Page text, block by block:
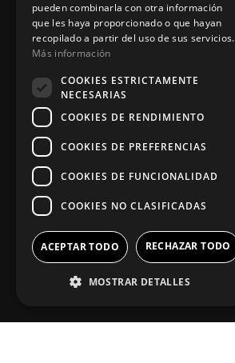
Política de privacidad
Aviso legal
App Zine Hostelería
Síguenos
pueden combinarla con otra información
que les haya proporcionado o que hayan
recopilado a partir del uso de sus servicios.
Más información
COOKIES ESTRICTAMENTE
NECESARIAS
COOKIES DE RENDIMIENTO
COOKIES DE PREFERENCIAS
COOKIES DE FUNCIONALIDAD
COOKIES NO CLASIFICADAS
ACEPTAR TODO RECHAZAR TODO
MOSTRAR DETALLES